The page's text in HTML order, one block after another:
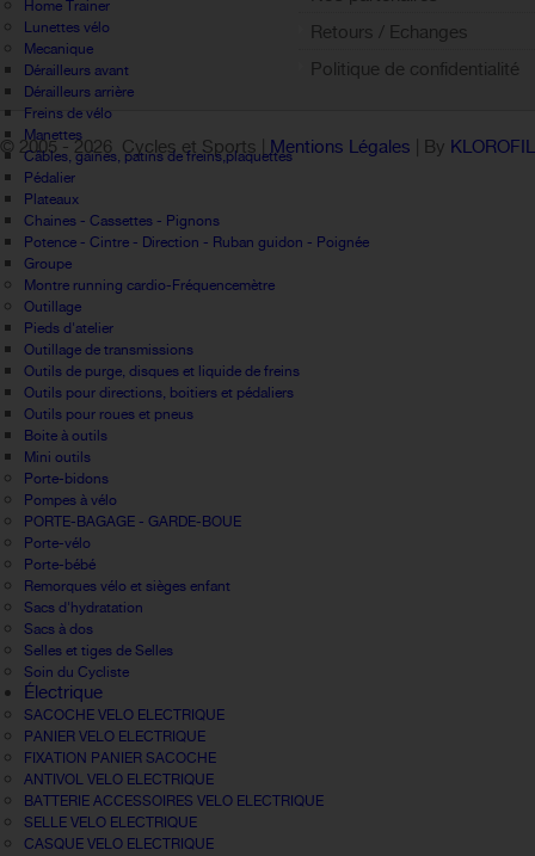
Home Trainer
Lunettes vélo
Mecanique
Dérailleurs avant
Dérailleurs arrière
Freins de vélo
Manettes
Câbles, gaines, patins de freins,plaquettes
Pédalier
Plateaux
Chaines - Cassettes - Pignons
Potence - Cintre - Direction - Ruban guidon - Poignée
Groupe
Montre running cardio-Fréquencemètre
Outillage
Pieds d'atelier
Outillage de transmissions
Outils de purge, disques et liquide de freins
Outils pour directions, boitiers et pédaliers
Outils pour roues et pneus
Boite à outils
Mini outils
Porte-bidons
Pompes à vélo
PORTE-BAGAGE - GARDE-BOUE
Porte-vélo
Porte-bébé
Remorques vélo et sièges enfant
Sacs d'hydratation
Sacs à dos
Selles et tiges de Selles
Soin du Cycliste
Électrique
SACOCHE VELO ELECTRIQUE
PANIER VELO ELECTRIQUE
FIXATION PANIER SACOCHE
ANTIVOL VELO ELECTRIQUE
BATTERIE ACCESSOIRES VELO ELECTRIQUE
SELLE VELO ELECTRIQUE
CASQUE VELO ELECTRIQUE
Retours / Echanges
Politique de confidentialité
© 2005 - 2026 Cycles et Sports | Mentions Légales | By